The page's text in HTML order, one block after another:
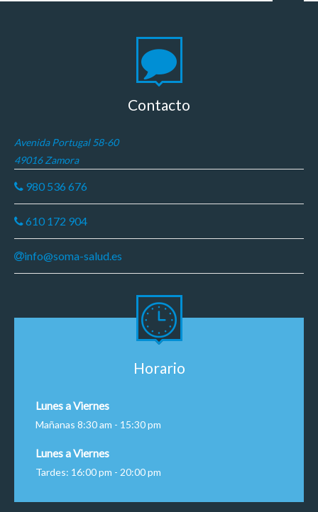
Contacto
Avenida Portugal 58-60
49016 Zamora
980 536 676
610 172 904
info@soma-salud.es
Horario
Lunes a Viernes
Mañanas 8:30 am - 15:30 pm
Lunes a Viernes
Tardes: 16:00 pm - 20:00 pm